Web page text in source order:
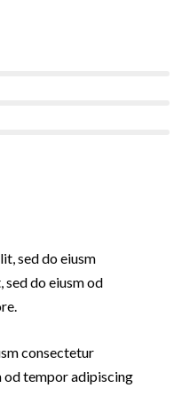
sed do eiusm
do eiusm od
consectetur
od tempor adipiscing